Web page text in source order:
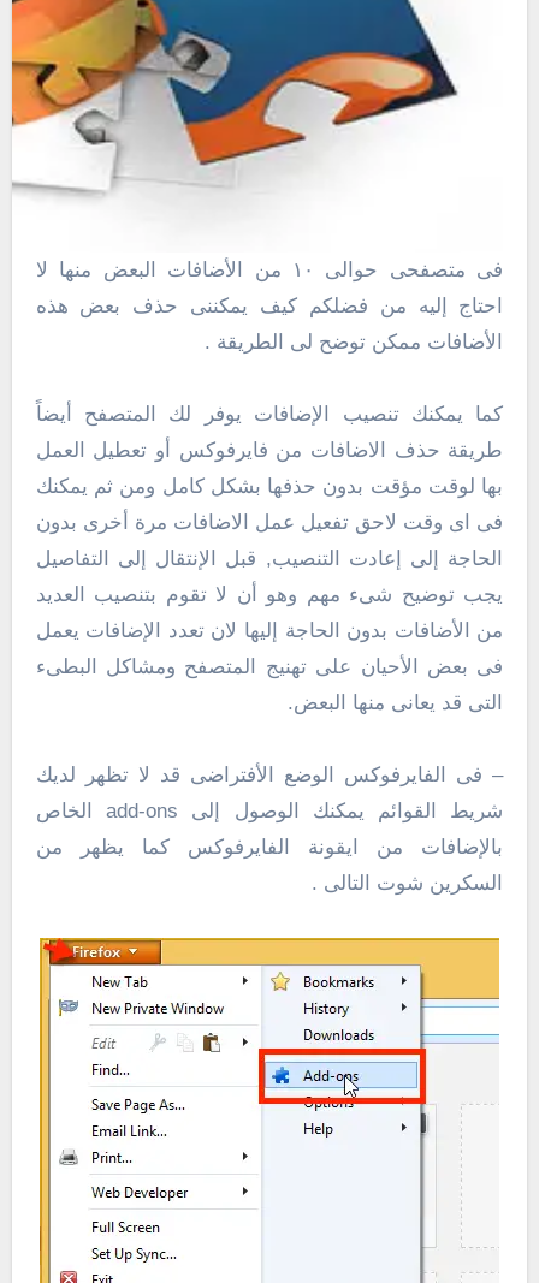
فى متصفحى حوالى ١٠ من الأضافات البعض منها لا
احتاج إليه من فضلكم كيف يمكننى حذف بعض هذه
الأضافات ممكن توضح لى الطريقة .
كما يمكنك تنصيب الإضافات يوفر لك المتصفح أيضاً
طريقة حذف الاضافات من فايرفوكس أو تعطيل العمل
بها لوقت مؤقت بدون حذفها بشكل كامل ومن ثم يمكنك
فى اى وقت لاحق تفعيل عمل الاضافات مرة أخرى بدون
الحاجة إلى إعادت التنصيب, قبل الإنتقال إلى التفاصيل
يجب توضيح شىء مهم وهو أن لا تقوم بتنصيب العديد
من الأضافات بدون الحاجة إليها لان تعدد الإضافات يعمل
فى بعض الأحيان على تهنيج المتصفح ومشاكل البطىء
التى قد يعانى منها البعض.
– فى الفايرفوكس الوضع الأفتراضى قد لا تظهر لديك
شريط القوائم يمكنك الوصول إلى add-ons الخاص
بالإضافات من ايقونة الفايرفوكس كما يظهر من
السكرين شوت التالى .